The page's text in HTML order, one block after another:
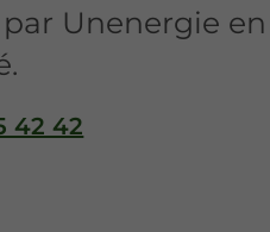
par Unenergie en
42 42